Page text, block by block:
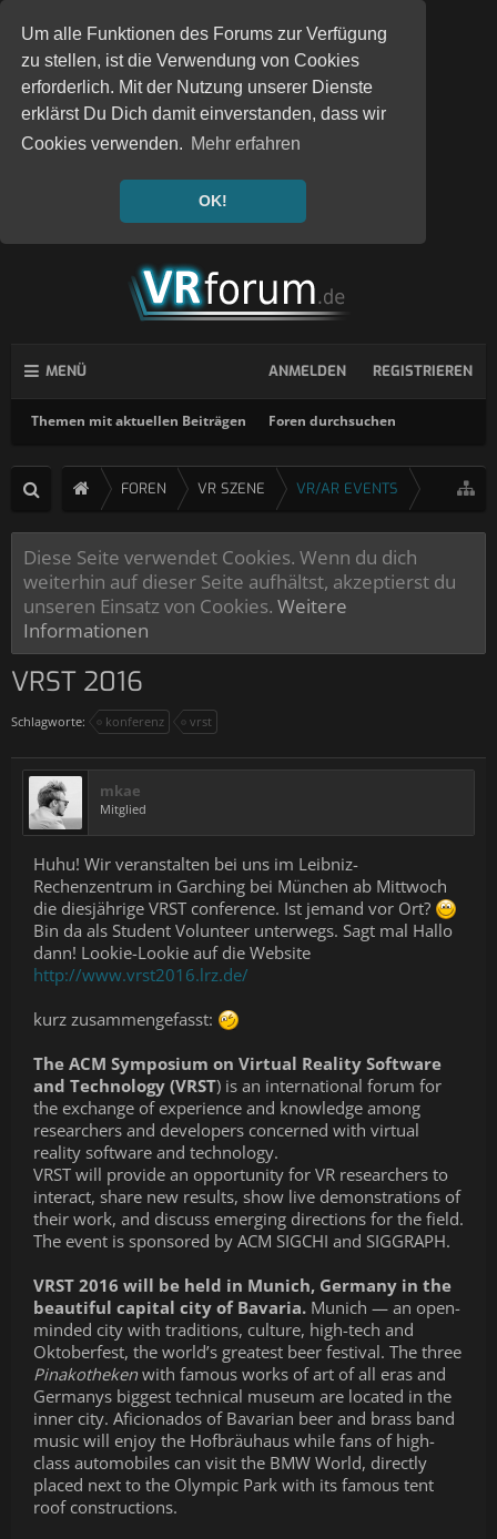
Um alle Funktionen des Forums zur Verfügung
zu stellen, ist die Verwendung von Cookies
erforderlich. Mit der Nutzung unserer Dienste
erklärst Du Dich damit einverstanden, dass wir
Cookies verwenden. Mehr erfahren
OK!
MENÜ
Themen mit aktuellen Beiträgen Foren durchsuchen
ANMELDEN REGISTRIEREN
FOREN VR SZENE VR/AR EVENTS
Diese Seite verwendet Cookies. Wenn du dich
weiterhin auf dieser Seite aufhältst, akzeptierst du
unseren Einsatz von Cookies. Weitere
Informationen
VRST 2016
Schlagworte: konferenz vrst
mkae
Mitglied
Huhu! Wir veranstalten bei uns im Leibniz-
Rechenzentrum in Garching bei München ab Mittwoch
die diesjährige VRST conference. Ist jemand vor Ort?
Bin da als Student Volunteer unterwegs. Sagt mal Hallo
dann! Lookie-Lookie auf die Website
http://www.vrst2016.lrz.de/
kurz zusammengefasst:
The ACM Symposium on Virtual Reality Software
and Technology (VRST) is an international forum for
the exchange of experience and knowledge among
researchers and developers concerned with virtual
reality software and technology.
VRST will provide an opportunity for VR researchers to
interact, share new results, show live demonstrations of
their work, and discuss emerging directions for the field.
The event is sponsored by ACM SIGCHI and SIGGRAPH.
VRST 2016 will be held in Munich, Germany in the
beautiful capital city of Bavaria. Munich — an open-
minded city with traditions, culture, high-tech and
Oktoberfest, the world’s greatest beer festival. The three
Pinakotheken with famous works of art of all eras and
Germanys biggest technical museum are located in the
inner city. Aficionados of Bavarian beer and brass band
music will enjoy the Hofbräuhaus while fans of high-
class automobiles can visit the BMW World, directly
placed next to the Olympic Park with its famous tent
roof constructions.